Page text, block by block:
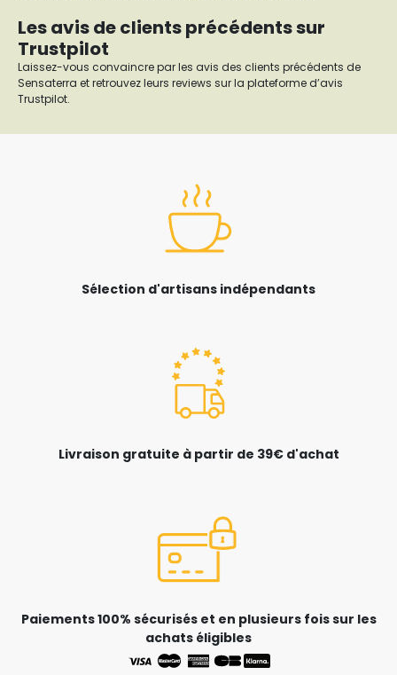
Les avis de clients précédents sur
Trustpilot
Laissez-vous convaincre par les avis des clients précédents de
Sensaterra et retrouvez leurs reviews sur la plateforme d’avis
Trustpilot.
Sélection d'artisans indépendants
Livraison gratuite à partir de 39€ d'achat
Paiements 100% sécurisés et en plusieurs fois sur les
achats éligibles